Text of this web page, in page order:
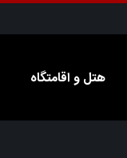
هتل و اقامتگاه